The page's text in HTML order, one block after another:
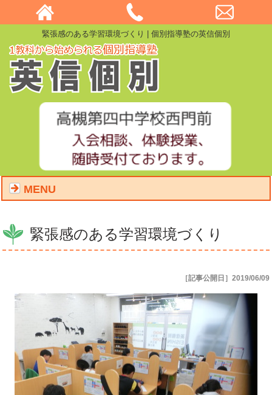
緊張感のある学習環境づくり | 個別指導塾の英信個別
MENU
緊張感のある学習環境づくり
［記事公開日］2019/06/09